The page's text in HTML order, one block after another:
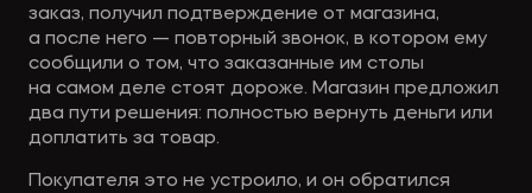
заказ, получил подтверждение от магазина,
а после него — повторный звонок, в котором ему
сообщили о том, что заказанные им столы
на самом деле стоят дороже. Магазин предложил
два пути решения: полностью вернуть деньги или
доплатить за товар. ‍
Покупателя это не устроило, и он обратился